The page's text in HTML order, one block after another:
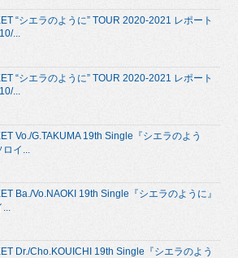
“シエラのように” TOUR 2020-2021 レポート
...
“シエラのように” TOUR 2020-2021 レポート
...
Vo./G.TAKUMA 19th Single『シエラのよう
イ...
Ba./Vo.NAOKI 19th Single『シエラのように』
Dr./Cho.KOUICHI 19th Single『シエラのよう